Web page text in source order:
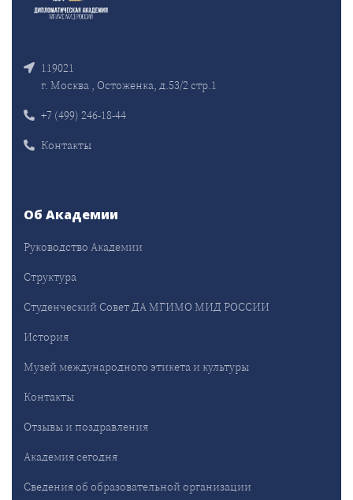
119021
г. Москва , Остоженка, д.53/2 стр.1
+7 (499) 246-18-44
Контакты
Об Академии
Руководство Академии
Структура
Студенческий Совет ДА МГИМО МИД РОССИИ
История
Музей международного этикета и культуры
Контакты
Отзывы и поздравления
Академия сегодня
Сведения об образовательной организации